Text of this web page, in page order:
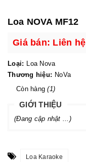
Loa NOVA MF12
Giá bán: Liên hệ
Loại:
Loa Nova
Thương hiệu: NoVa
Còn hàng(1)
GIỚI THIỆU
(Đang cập nhật ...)
Loa Karaoke